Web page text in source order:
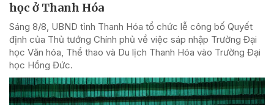
học ở Thanh Hóa
Sáng 8/8, UBND tỉnh Thanh Hóa tổ chức lễ công bố Quyết
định của Thủ tướng Chính phủ về việc sáp nhập Trường Đại
học Văn hóa, Thể thao và Du lịch Thanh Hóa vào Trường Đại
học Hồng Đức.